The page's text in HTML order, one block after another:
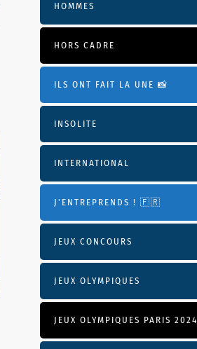
HOMMES
HORS CADRE
ILS ONT FAIT LA UNE 📸
INSOLITE
INTERNATIONAL
J'ENTREPRENDS ! 🇫🇷
JEUX CONCOURS
JEUX OLYMPIQUES
JEUX OLYMPIQUES PARIS 2024